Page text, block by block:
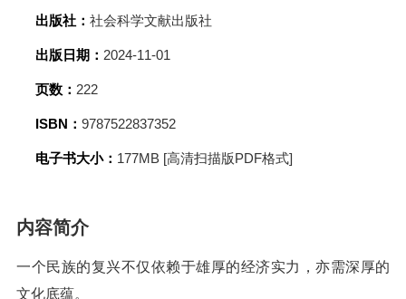
出版社： 社会科学文献出版社
出版日期： 2024-11-01
页数： 222
ISBN： 9787522837352
电子书大小： 177MB [高清扫描版PDF格式]
内容简介
一个民族的复兴不仅依赖于雄厚的经济实力，亦需深厚的
文化底蕴。